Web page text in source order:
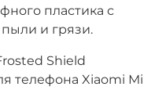
пластика с
и грязи.
Shield
телефона Xiaomi Mi